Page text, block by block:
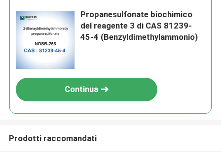
Propanesulfonate biochimico
del reagente 3 di CAS 81239-
45-4 (Benzyldimethylammonio)
Continua
Prodotti raccomandati